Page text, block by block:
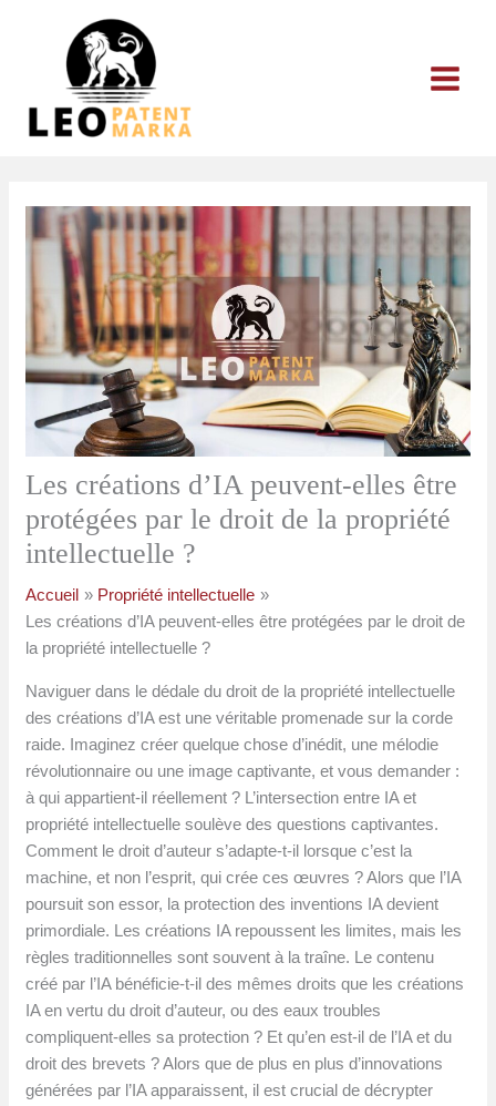
Les créations d’IA peuvent-elles être
protégées par le droit de la propriété
intellectuelle ?
Accueil
Propriété intellectuelle
Les créations d’IA peuvent-elles être protégées par le droit de
la propriété intellectuelle ?
Naviguer dans le dédale du droit de la propriété intellectuelle
des créations d’IA est une véritable promenade sur la corde
raide. Imaginez créer quelque chose d’inédit, une mélodie
révolutionnaire ou une image captivante, et vous demander :
à qui appartient-il réellement ? L’intersection entre IA et
propriété intellectuelle soulève des questions captivantes.
Comment le droit d’auteur s’adapte-t-il lorsque c’est la
machine, et non l’esprit, qui crée ces œuvres ? Alors que l’IA
poursuit son essor, la protection des inventions IA devient
primordiale. Les créations IA repoussent les limites, mais les
règles traditionnelles sont souvent à la traîne. Le contenu
créé par l’IA bénéficie-t-il des mêmes droits que les créations
IA en vertu du droit d’auteur, ou des eaux troubles
compliquent-elles sa protection ? Et qu’en est-il de l’IA et du
droit des brevets ? Alors que de plus en plus d’innovations
générées par l’IA apparaissent, il est crucial de décrypter